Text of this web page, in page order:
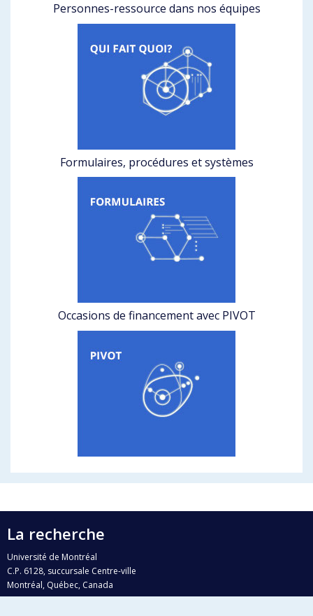
Personnes-ressource dans nos équipes
Formulaires, procédures et systèmes
Occasions de financement avec PIVOT
La recherche
Université de Montréal
C.P. 6128, succursale Centre-ville
Montréal, Québec, Canada
H3C 3J7